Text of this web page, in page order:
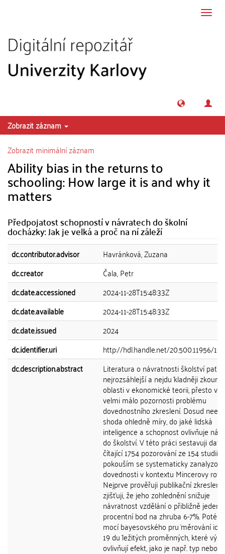
Zobrazit záznam
Zobrazit minimální záznam
Ability bias in the returns to
schooling: How large it is and why it
matters
Předpojatost schopností v návratech do školní
docházky: Jak je velká a proč na ní záleží
dc.contributor.advisor
Havránková, Zuzana
dc.creator
Čala, Petr
dc.date.accessioned
2024-11-28T15:48:33Z
dc.date.available
2024-11-28T15:48:33Z
dc.date.issued
2024
dc.identifier.uri
http://hdl.handle.net/20.500.11956/
dc.description.abstract
Literatura o návratnosti školství patří
nejrozsáhlejší a nejdu ̇kladněji
oblasti v ekonomické teorii, přesto
velmi málo pozornosti problému
dovednostního zkreslení. Dosud
shoda ohledně míry, do jaké lidská
inteligence a schopnost ovlivňuje
do školství. V této práci sestavuji
čítající 1754 pozorování ze 154 studií a
pokouším se systematicky
dovednosti v kontextu Mincerovy
Nejprve prověřuji publikační zkreslení
zjišťuji, že jeho zohlednění snižuje
návratnost vzdělání o přibližně jeden
procentní bod na zhruba 6-7%. Poté
mocí bayesovského pru ̇měrování
19 du ̇ležitých proměnných, které
ovlivňují efekt, jako je např. typ nebo